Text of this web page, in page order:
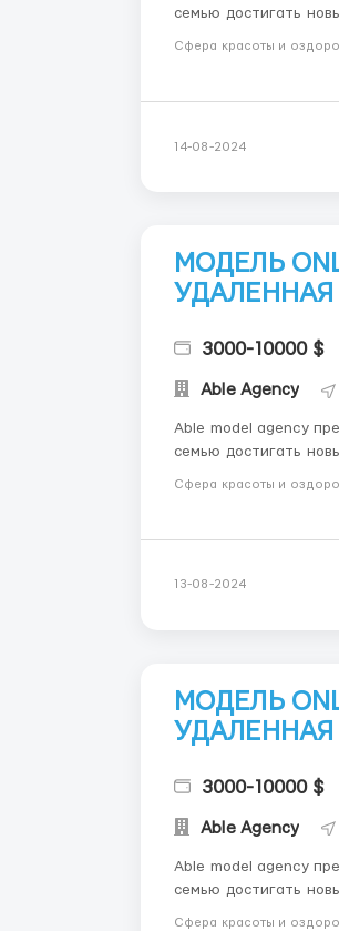
семью достигать новых вершин плечом к
Сфера красоты и
14-08-2024
МОДЕЛЬ
3000-10000 $
Able Agency
Able model agency
семью достигать новых вершин плечом к
Сфера красоты и
13-08-2024
МОДЕЛЬ
3000-10000 $
Able Agency
Able model agency
семью достигать новых вершин плечом к
Сфера красоты и